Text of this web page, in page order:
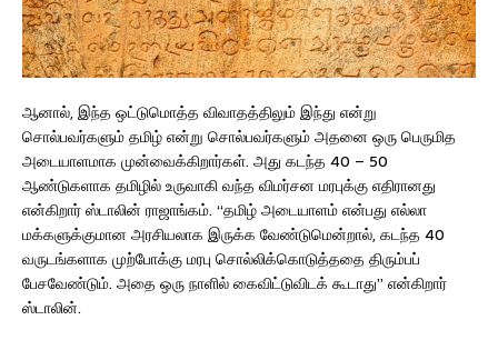
ஆனால், இந்த ஒட்டுமொத்த விவாதத்திலும் இந்து என்று
சொல்பவர்களும் தமிழ் என்று சொல்பவர்களும் அதனை ஒரு பெருமித
அடையாளமாக முன்வைக்கிறார்கள். அது கடந்த 40 – 50
ஆண்டுகளாக தமிழில் உருவாகி வந்த விமர்சன மரபுக்கு எதிரானது
என்கிறார் ஸ்டாலின் ராஜாங்கம். “தமிழ் அடையாளம் என்பது எல்லா
மக்களுக்குமான அரசியலாக இருக்க வேண்டுமென்றால், கடந்த 40
வருடங்களாக முற்போக்கு மரபு சொல்லிக்கொடுத்ததை திரும்பப்
பேசவேண்டும். அதை ஒரு நாளில் கைவிட்டுவிடக் கூடாது” என்கிறார்
ஸ்டாலின்.